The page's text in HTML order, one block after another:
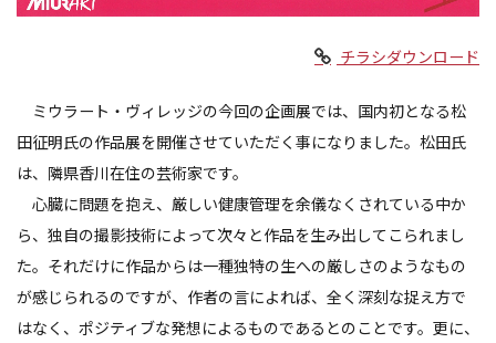
チラシダウンロード
ミウラート・ヴィレッジの今回の企画展では、国内初となる松
田征明氏の作品展を開催させていただく事になりました。松田氏
は、隣県香川在住の芸術家です。
心臓に問題を抱え、厳しい健康管理を余儀なくされている中か
ら、独自の撮影技術によって次々と作品を生み出してこられまし
た。それだけに作品からは一種独特の生への厳しさのようなもの
が感じられるのですが、作者の言によれば、全く深刻な捉え方で
はなく、ポジティブな発想によるものであるとのことです。更に、